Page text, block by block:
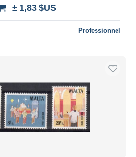
± 1,83 $US
Professionnel